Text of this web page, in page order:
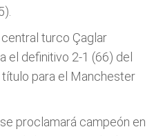
turco Çaglar
el definitivo 2-1 (66) del
para el Manchester
proclamará campeón en